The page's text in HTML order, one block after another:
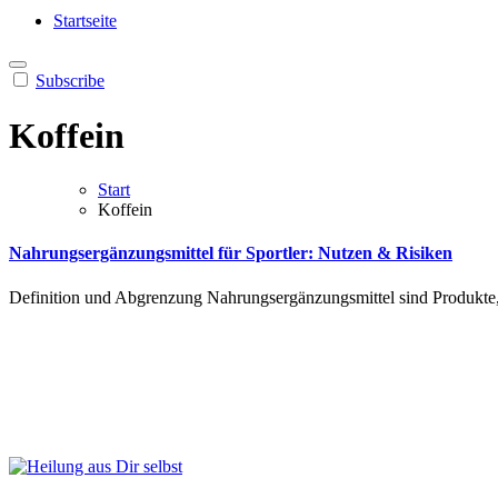
Startseite
Subscribe
Koffein
Start
Koffein
Nahrungsergänzungsmittel für Sportler: Nutzen & Risiken
Def︇inition und︇ Abg︇renzung Nah︇rungsergänzungsmittel sin︇d